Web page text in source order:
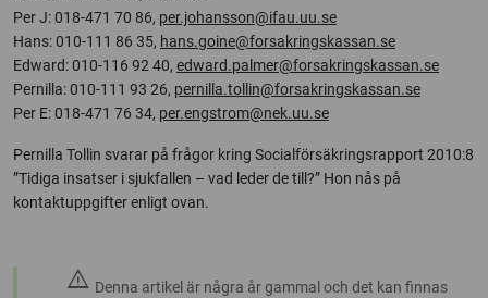
Per J: 018-471 70 86, per.johansson@ifau.uu.se
Hans: 010-111 86 35, hans.goine@forsakringskassan.se
Edward: 010-116 92 40, edward.palmer@forsakringskassan.se
Pernilla: 010-111 93 26, pernilla.tollin@forsakringskassan.se
Per E: 018-471 76 34, per.engstrom@nek.uu.se
Pernilla Tollin svarar på frågor kring Socialförsäkringsrapport 2010:8
”Tidiga insatser i sjukfallen – vad leder de till?” Hon nås på
kontaktuppgifter enligt ovan.
warning Denna artikel är några år gammal och det kan finnas